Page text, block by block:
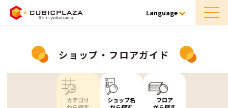
Language
ショップ・フロアガイド
カテゴリ
ショップ名
フロア